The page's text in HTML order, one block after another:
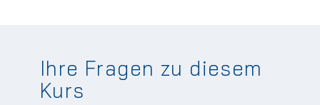
Ihre Fragen zu diesem
Kurs